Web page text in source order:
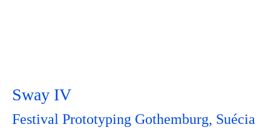
Sway IV
Festival Prototyping Gothemburg, Suécia